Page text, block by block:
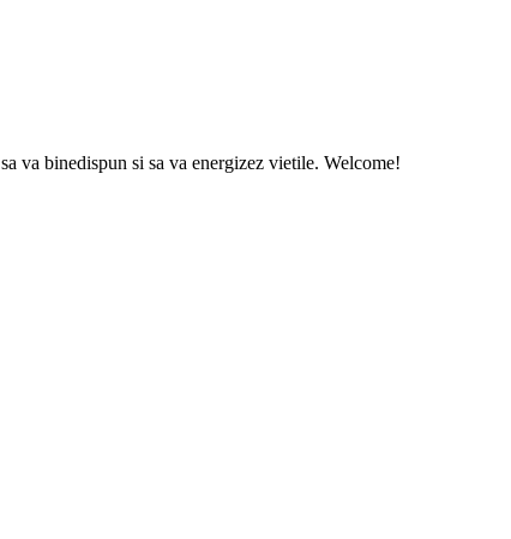
va binedispun si sa va energizez vietile. Welcome!